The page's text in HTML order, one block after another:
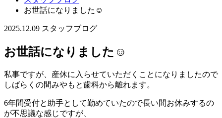
お世話になりました☺️
2025.12.09 スタッフブログ
お世話になりました☺️
私事ですが、産休に入らせていただくことになりましたので
しばらくの間みやもと歯科から離れます。
6年間受付と助手として勤めていたので長い間お休みするの
が不思議な感じですが、